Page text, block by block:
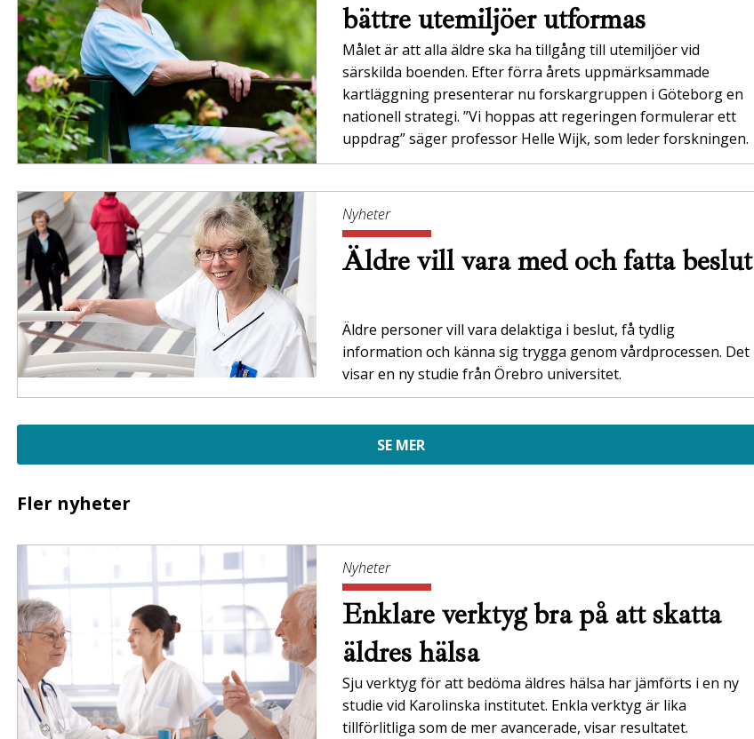
bättre utemiljöer utformas
Målet är att alla äldre ska ha tillgång till utemiljöer vid
särskilda boenden. Efter förra årets uppmärksammade
kartläggning presenterar nu forskargruppen i Göteborg en
nationell strategi. ”Vi hoppas att regeringen formulerar ett
uppdrag” säger professor Helle Wijk, som leder forskningen.
Nyheter
Äldre vill vara med och fatta beslut
Äldre personer vill vara delaktiga i beslut, få tydlig
information och känna sig trygga genom vårdprocessen. Det
visar en ny studie från Örebro universitet.
SE MER
Fler nyheter
Nyheter
Enklare verktyg bra på att skatta
äldres hälsa
Sju verktyg för att bedöma äldres hälsa har jämförts i en ny
studie vid Karolinska institutet. Enkla verktyg är lika
tillförlitliga som de mer avancerade, visar resultatet.